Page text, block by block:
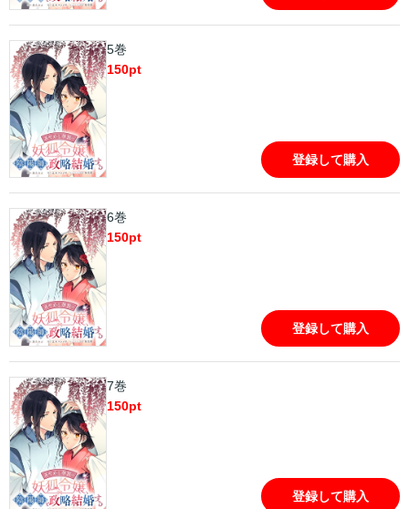
5巻
150pt
登録して購入
6巻
150pt
登録して購入
7巻
150pt
登録して購入